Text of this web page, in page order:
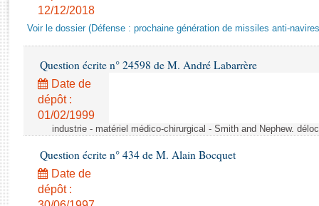
Rapports d'enquête
Dossiers législatifs
Budget et sécurité sociale
Questions écrites et orales
Comptes rendus des débats
12/12/2018
Voir le dossier (Défense : prochaine génération de missiles anti-
Question écrite n° 24598 de M. André Labarrère
Date de
dépôt :
01/02/1999
industrie - matériel médico-chirurgical - Smith and Nephew.
Question écrite n° 434 de M. Alain Bocquet
Date de
dépôt :